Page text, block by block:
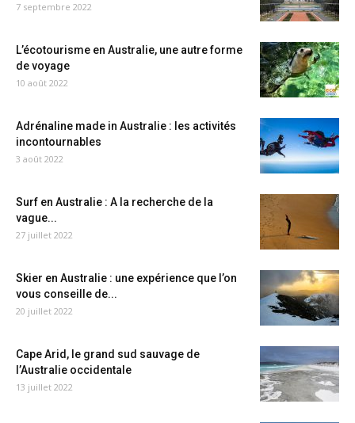
7 septembre 2022
L’écotourisme en Australie, une autre forme
de voyage
10 août 2022
Adrénaline made in Australie : les activités
incontournables
3 août 2022
Surf en Australie : A la recherche de la
vague...
27 juillet 2022
Skier en Australie : une expérience que l’on
vous conseille de...
20 juillet 2022
Cape Arid, le grand sud sauvage de
l’Australie occidentale
13 juillet 2022